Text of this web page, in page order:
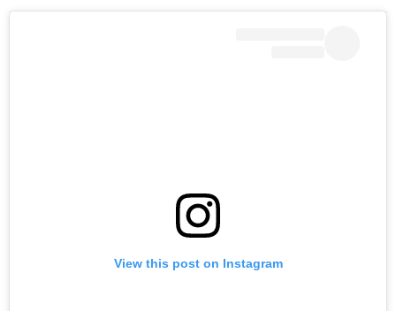
View this post on Instagram